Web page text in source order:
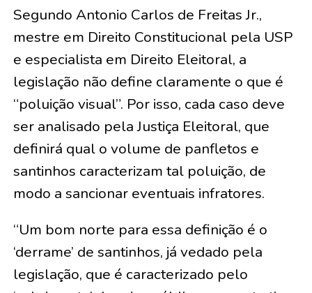
Segundo Antonio Carlos de Freitas Jr.,
mestre em Direito Constitucional pela USP
e especialista em Direito Eleitoral, a
legislação não define claramente o que é
“poluição visual”. Por isso, cada caso deve
ser analisado pela Justiça Eleitoral, que
definirá qual o volume de panfletos e
santinhos caracterizam tal poluição, de
modo a sancionar eventuais infratores.
“Um bom norte para essa definição é o
‘derrame’ de santinhos, já vedado pela
legislação, que é caracterizado pelo